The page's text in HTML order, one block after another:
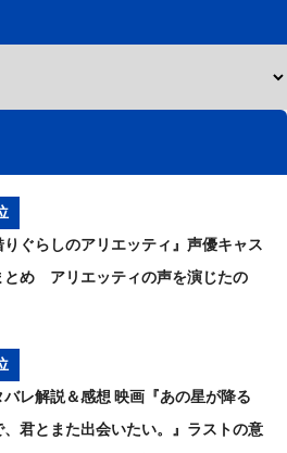
りぐらしのアリエッティ』声優キャス
とめ アリエッティの声を演じたの
バレ解説＆感想 映画『あの星が降る
、君とまた出会いたい。』ラストの意